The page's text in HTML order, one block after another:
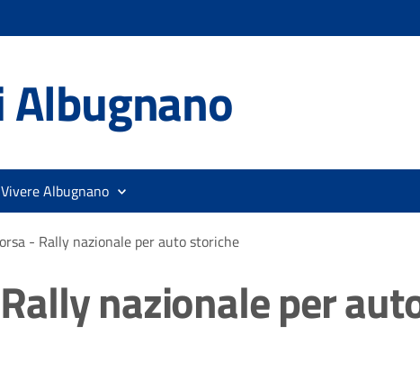
Albugnano
Vivere Albugnano
- Rally nazionale per auto storiche
nazionale per